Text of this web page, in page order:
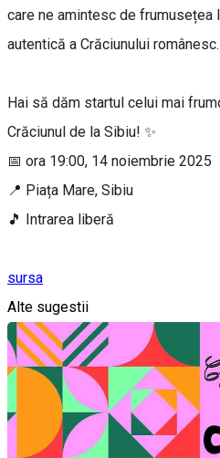
care ne amintesc de
autentică a Crăciunului
Hai să dăm startul celui mai
Crăciunul de la Sibiu! ✨
📅 ora 19:00, 14 noiembrie 2025
📍 Piața Mare, Sibiu
🎵 Intrarea liberă
sursa
Alte sugestii